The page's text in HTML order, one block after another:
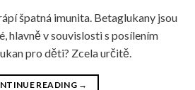
špatná imunita. Betaglukany jsou
hlavně v souvislosti s posílením
pro děti? Zcela určitě.
READING →